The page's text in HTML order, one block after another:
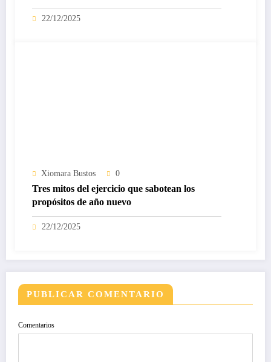
22/12/2025
Xiomara Bustos 0
Tres mitos del ejercicio que sabotean los
propósitos de año nuevo
22/12/2025
PUBLICAR COMENTARIO
Comentarios